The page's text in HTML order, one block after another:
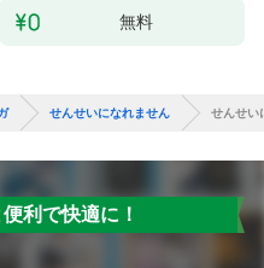
無料
せんせいになれません せんせ
利で快適に！